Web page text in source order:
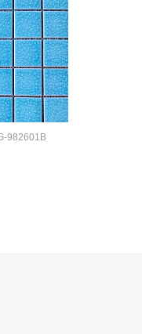
982601B